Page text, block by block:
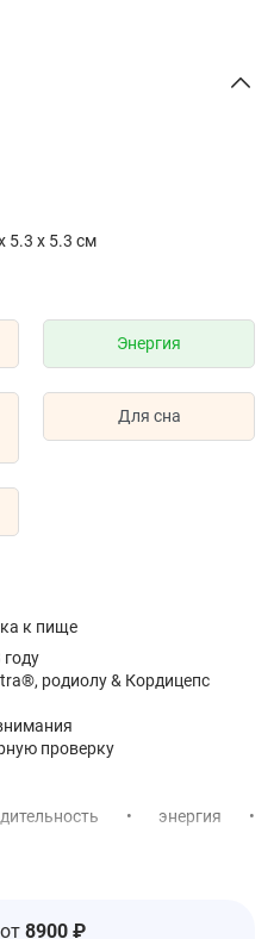
5.3 x 5.3 см
Энергия
Для сна
к пище
родиолу & Кордицепс
проверку
• энергия •
Solaray SharpMind ™,
8900 ₽